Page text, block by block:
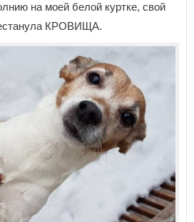
на моей белой куртке, свой
КРОВИЩА.